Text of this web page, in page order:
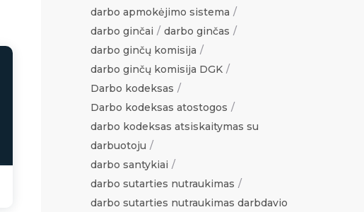
darbo apmokėjimo sistema
darbo ginčai
darbo ginčas
darbo ginčų komisija
darbo ginčų komisija DGK
Darbo kodeksas
Darbo kodeksas atostogos
darbo kodeksas atsiskaitymas su
darbuotoju
darbo santykiai
darbo sutarties nutraukimas
darbo sutarties nutraukimas darbdavio